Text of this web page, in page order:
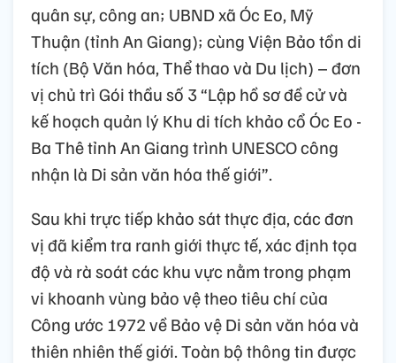
quân sự, công an; UBND xã Óc Eo, Mỹ
Thuận (tỉnh An Giang); cùng Viện Bảo tồn di
tích (Bộ Văn hóa, Thể thao và Du lịch) – đơn
vị chủ trì Gói thầu số 3 “Lập hồ sơ đề cử và
kế hoạch quản lý Khu di tích khảo cổ Óc Eo -
Ba Thê tỉnh An Giang trình UNESCO công
nhận là Di sản văn hóa thế giới”.
Sau khi trực tiếp khảo sát thực địa, các đơn
vị đã kiểm tra ranh giới thực tế, xác định tọa
độ và rà soát các khu vực nằm trong phạm
vi khoanh vùng bảo vệ theo tiêu chí của
Công ước 1972 về Bảo vệ Di sản văn hóa và
thiên nhiên thế giới. Toàn bộ thông tin được